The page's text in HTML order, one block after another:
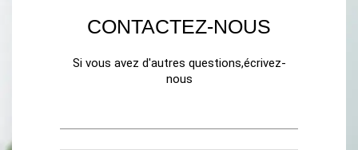
CONTACTEZ-NOUS
Si vous avez d'autres questions,écrivez-
nous